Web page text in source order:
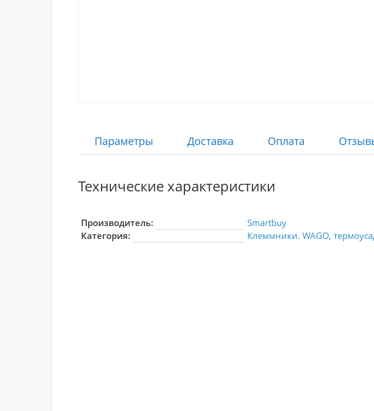
Параметры Доставка Оплата
Технические характеристики
Производитель:
Smartbuy
Категория:
Клеммники. WAGO,